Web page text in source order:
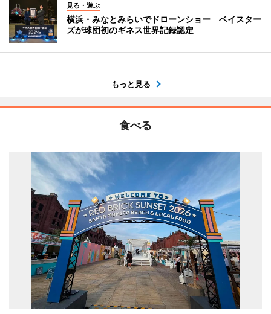
見る・遊ぶ
横浜・みなとみらいでドローンショー ベイスター
ズが球団初のギネス世界記録認定
もっと見る
食べる